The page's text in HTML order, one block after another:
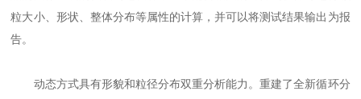
粒大小、形状、整体分布等属性的计算，并可以将测试结果输出为报
告。
动态方式具有形貌和粒径分布双重分析能力。重建了全新循环分